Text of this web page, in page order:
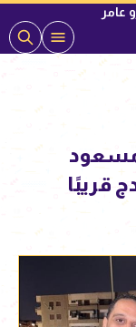
عامر
مسعود
قريبًا